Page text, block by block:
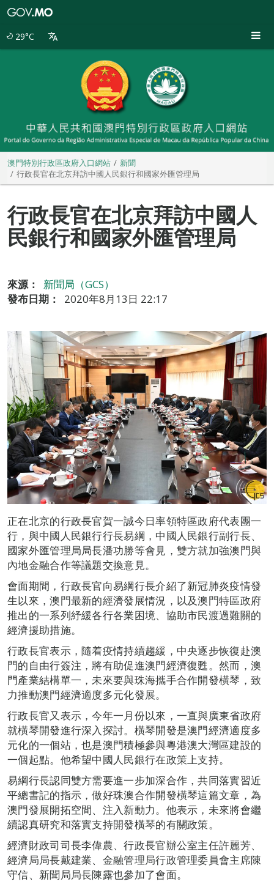
29°C
澳門特別行政區政府入口網站
新聞
行政長官在北京拜訪中國人民銀行和國家外匯管理局
行政長官在北京拜訪中國人
民銀行和國家外匯管理局
來源：
新聞局（GCS）
發布日期：
2020年8月13日 22:17
正在北京的行政長官賀一誠今日率領特區政府代表團一
行，與中國人民銀行行長易綱，中國人民銀行副行長、
國家外匯管理局局長潘功勝等會見，雙方就加強澳門與
內地金融合作等議題交換意見。
會面期間，行政長官向易綱行長介紹了新冠肺炎疫情發
生以來，澳門最新的經濟發展情況，以及澳門特區政府
推出的一系列紓緩各行各業困境、協助市民渡過難關的
經濟援助措施。
行政長官表示，隨着疫情持續趨緩，中央逐步恢復赴澳
門的自由行簽注，將有助促進澳門經濟復甦。然而，澳
門產業結構單一，未來要與珠海攜手合作開發橫琴，致
力推動澳門經濟適度多元化發展。
行政長官又表示，今年一月份以來，一直與廣東省政府
就橫琴開發進行深入探討。橫琴開發是澳門經濟適度多
元化的一個站，也是澳門積極參與粵港澳大灣區建設的
一個起點。他希望中國人民銀行在政策上支持。
易綱行長認同雙方需要進一步加深合作，共同落實習近
平總書記的指示，做好珠澳合作開發橫琴這篇文章，為
澳門發展開拓空間、注入新動力。他表示，未來將會繼
續認真研究和落實支持開發橫琴的有關政策。
經濟財政司司長李偉農、行政長官辦公室主任許麗芳、
經濟局局長戴建業、金融管理局行政管理委員會主席陳
守信、新聞局局長陳露也參加了會面。